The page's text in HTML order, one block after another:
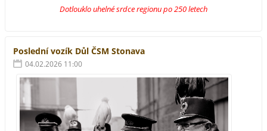
Dotlouklo uhelné srdce regionu po 250 letech
Poslední vozík Důl ČSM Stonava
04.02.2026 11:00